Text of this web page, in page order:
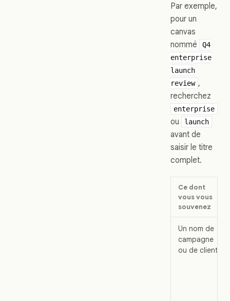
Par exemple,
pour un
canvas
nommé
Q4
enterprise
launch
review ,
recherchez
enterprise
ou launch
avant de
saisir le titre
complet.
Ce dont
vous vous
souvenez
Un nom de
campagne
ou de client